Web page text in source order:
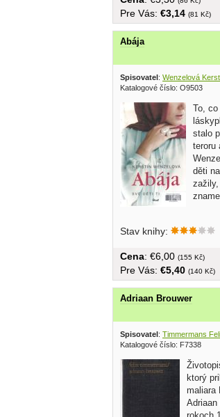
Pre Vás: €3,14 (81 Kč)
Abája
Spisovatel: Wenzelová
Katalogové číslo: O9503
To,
stalo
teroru
děti
Stav knihy:
Cena: €6,00 (155 Kč)
Pre Vás: €5,40 (140 Kč)
Adriaan Brouwer
Spisovatel: Timmermans
Katalogové číslo: F7338
ktorý
maliara
Adriaan